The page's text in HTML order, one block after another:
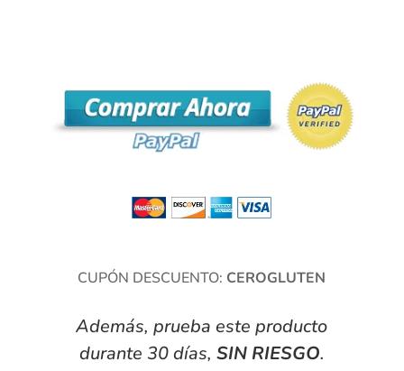
CUPÓN DESCUENTO: CEROGLUTEN
Además, prueba este producto
durante 30 días, SIN RIESGO.